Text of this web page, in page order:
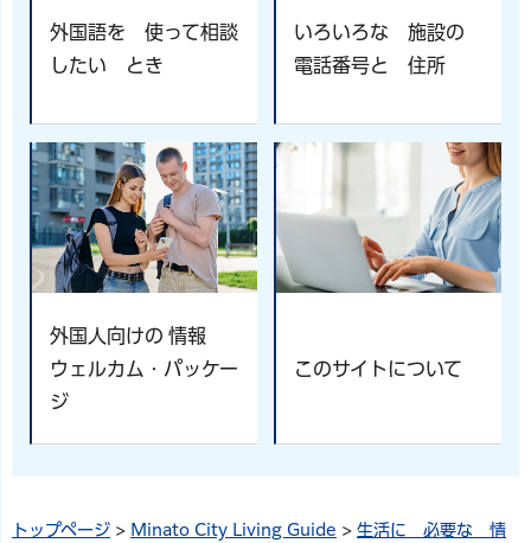
外国語を 使って相談
したい とき
いろいろな 施設の
電話番号と 住所
外国人向けの 情報
ウェルカム・パッケー
ジ
このサイトについて
トップページ > Minato City Living Guide > 生活に 必要な 情